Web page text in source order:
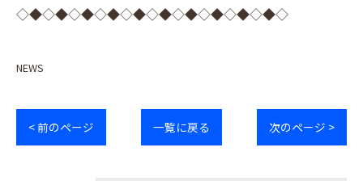
◇◆◇◆◇◆◇◆◇◆◇◆◇◆◇◆◇◆◇◆◇
NEWS
< 前のページ 一覧に戻る 次のページ >